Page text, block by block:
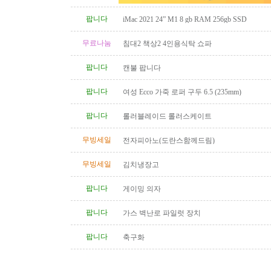
팝니다 iMac 2021 24” M1 8 gb RAM 256gb SSD
무료나눔 침대2 책상2 4인용식탁 쇼파
팝니다 캔불 팝니다
팝니다 여성 Ecco 가죽 로퍼 구두 6.5 (235mm)
팝니다 롤러블레이드 롤러스케이트
무빙세일 전자피아노(도란스함께드림)
무빙세일 김치냉장고
팝니다 게이밍 의자
팝니다 가스 벽난로 파일럿 장치
팝니다 축구화